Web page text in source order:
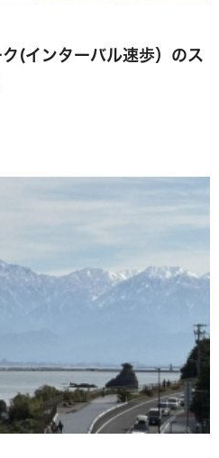
(インターバル速歩）のス